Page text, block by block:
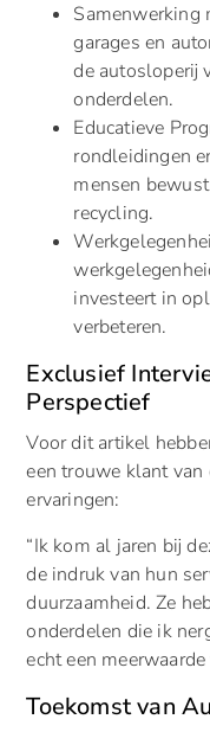
Samenwerking
garages en
de autosloperij
onderdelen.
Educatieve
rondleidingen
mensen
recycling.
investeert in
verbeteren.
Exclusief
Perspectief
Voor dit artikel
een trouwe klant van
ervaringen:
“Ik kom al jaren bij
de indruk van hun
duurzaamheid. Ze
onderdelen die ik
echt een
Toekomst van